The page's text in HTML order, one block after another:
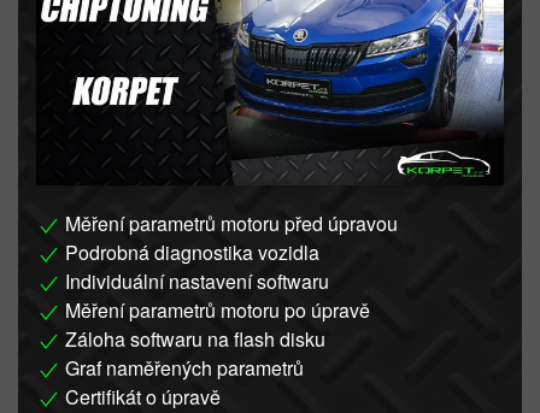
Měření parametrů motoru před úpravou
Podrobná diagnostika vozidla
Individuální nastavení softwaru
Měření parametrů motoru po úpravě
Záloha softwaru na flash disku
Graf naměřených parametrů
Certifikát o úpravě